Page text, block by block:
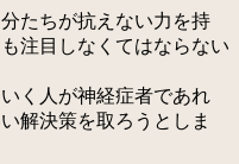
たちが抗えない力を持
注目しなくてはならない
く人が神経症者であれ
解決策を取ろうとしま